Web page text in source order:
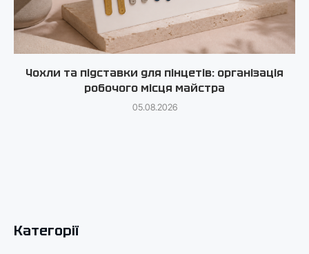
Чохли та підставки для пінцетів: організація
робочого місця майстра
05.08.2026
Категорії